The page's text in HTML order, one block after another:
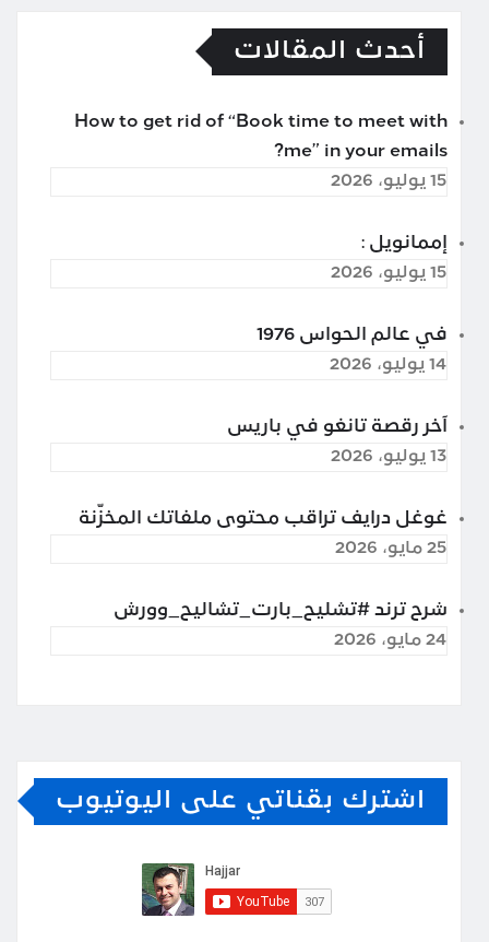
أحدث المقالات
How to get rid of “Book time to meet with
me” in your emails?
15 يوليو، 2026
إممانويل :
15 يوليو، 2026
في عالم الحواس 1976
14 يوليو، 2026
آخر رقصة تانغو في باريس
13 يوليو، 2026
غوغل درايف تراقب محتوى ملفاتك المخزّنة
25 مايو، 2026
شرح ترند #تشليح_بارت_تشاليح_وورش
24 مايو، 2026
اشترك بقناتي على اليوتيوب